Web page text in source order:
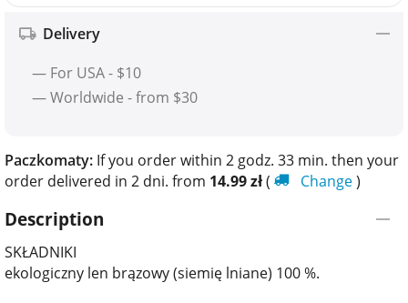
Delivery
— For USA - $10
— Worldwide - from $30
Paczkomaty: If you order within 2 godz. 33 min. then your
order delivered in 2 dni. from 14.99zł( Change)
Description
SKŁADNIKI
ekologiczny len brązowy (siemię lniane) 100 %.